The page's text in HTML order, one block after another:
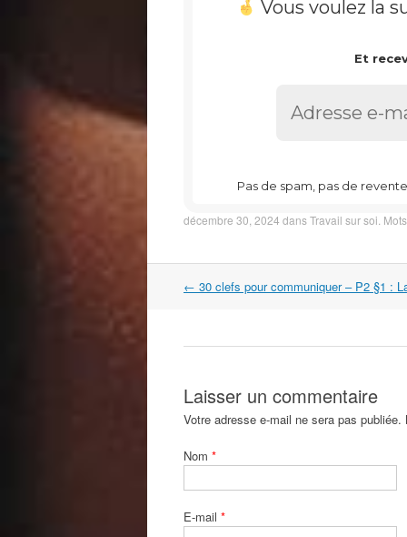
Vous voulez la
Et
Pas de spam, pas de
décembre 30, 2024 dansTravail sur soi .
Navigation
← 30 clefs pour communiquer – P2 §1 :
Laisser un commentaire
Votre adresse e-mail ne sera pas
Nom *
E-mail *